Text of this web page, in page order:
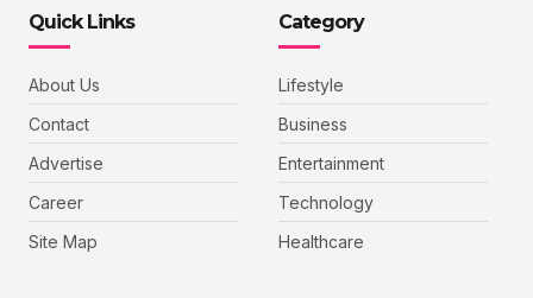
Quick Links
About Us
Contact
Advertise
Career
Site Map
Category
Lifestyle
Business
Entertainment
Technology
Healthcare